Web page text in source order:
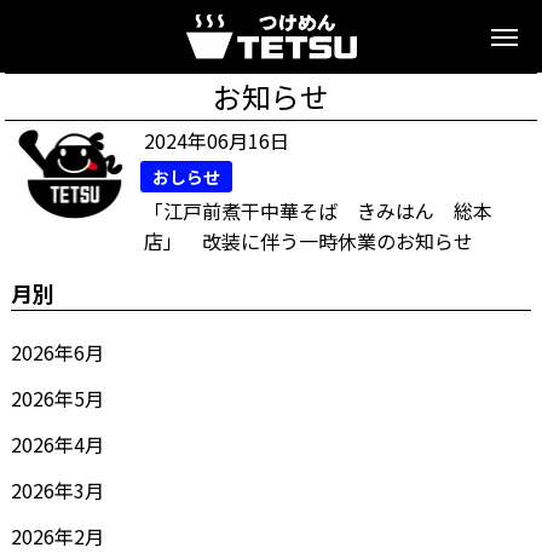
お知らせ
2024年06月16日
おしらせ
「江戸前煮干中華そば きみはん 総本
店」 改装に伴う一時休業のお知らせ
月別
2026年6月
2026年5月
2026年4月
2026年3月
2026年2月